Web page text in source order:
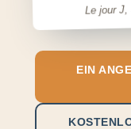
Le jour J,
EIN